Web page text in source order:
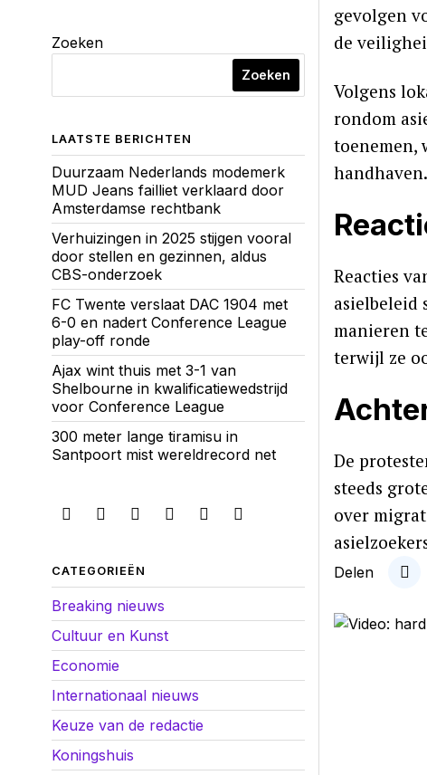
gevolgen
de
Volgens
rondom
toenemen,
handhaven.
Reacties
asielbeleid
manieren
terwijl ze
De
steeds
over
Delen
Zoeken
Zoeken
LAATSTE BERICHTEN
Duurzaam Nederlands modemerk
MUD Jeans failliet verklaard door
Amsterdamse rechtbank
Verhuizingen in 2025 stijgen vooral
door stellen en gezinnen, aldus
CBS-onderzoek
FC Twente verslaat DAC 1904 met
6-0 en nadert Conference League
play-off ronde
Ajax wint thuis met 3-1 van
Shelbourne in kwalificatiewedstrijd
voor Conference League
300 meter lange tiramisu in
Santpoort mist wereldrecord net
CATEGORIEËN
Breaking nieuws
Cultuur en Kunst
Economie
Internationaal nieuws
Keuze van de redactie
Koningshuis